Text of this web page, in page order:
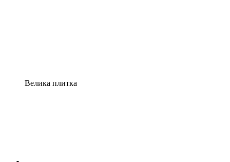
Велика плитка